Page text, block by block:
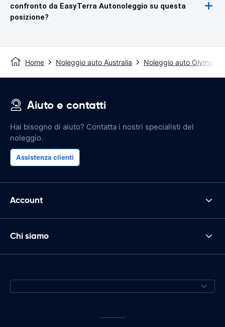
confronto da EasyTerra Autonoleggio su questa
posizione?
Home Noleggio auto Australia Noleggio auto Olympic
Aiuto e contatti
Hai bisogno di aiuto? Contatta i nostri specialisti del
noleggio.
Assistenza clienti
Account
Chi siamo